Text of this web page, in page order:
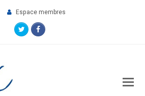
Espace membres
TwitterFacebook